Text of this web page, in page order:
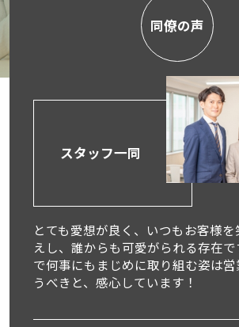
同僚の声
スタッフ一同
とても愛想が良く、いつもお客様
えし、誰からも可愛がられる存在
で何事にもまじめに取り組む姿は
うべきと、感心しています！